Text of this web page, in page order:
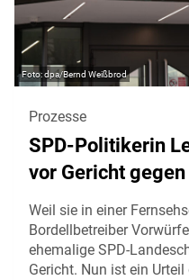
dpa/Bernd Weißbrod
Prozesse
SPD-Politikerin
vor Gericht
Weil sie in einer
Bordellbetreiber
ehemalige SPD-
Gericht. Nun ist ein